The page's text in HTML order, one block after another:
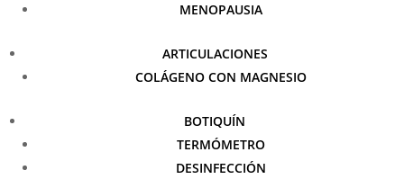
MENOPAUSIA
ARTICULACIONES
COLÁGENO CON MAGNESIO
BOTIQUÍN
TERMÓMETRO
DESINFECCIÓN